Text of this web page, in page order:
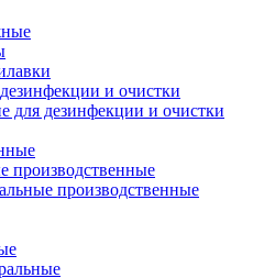
и очистки
для дезинфекции и очистки
производственные
производственные